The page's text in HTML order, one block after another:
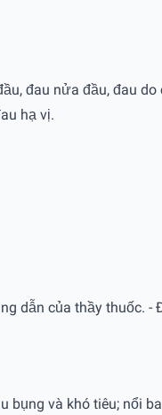
đau nửa đầu, đau
hạ vị.
dẫn của thầy thuốc. -
và khó tiêu; nổi